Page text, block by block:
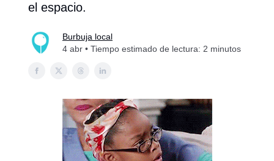
el espacio.
Burbuja local
4 abr • Tiempo estimado de lectura: 2 minutos